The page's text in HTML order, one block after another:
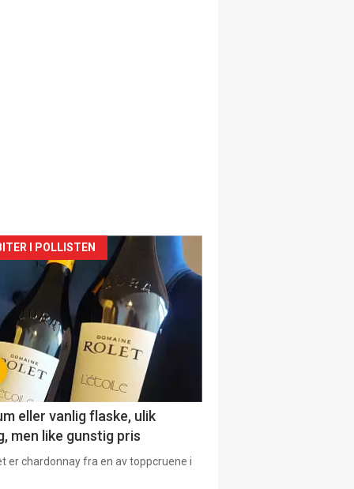
I POLLISTEN
eller vanlig flaske, ulik
men like gunstig pris
er chardonnay fra en av toppcruene i